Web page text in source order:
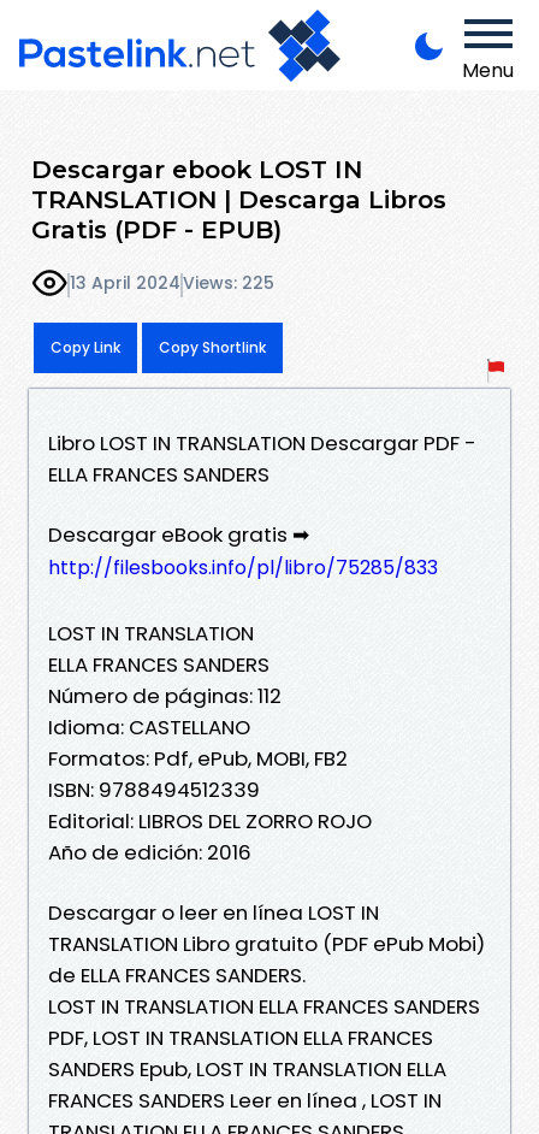
Menu
Descargar ebook LOST IN
TRANSLATION | Descarga Libros
Gratis (PDF - EPUB)
13 April 2024Views: 225
Copy Link Copy Shortlink
Libro LOST IN TRANSLATION Descargar PDF -
ELLA FRANCES SANDERS
Descargar eBook gratis ➡
http://filesbooks.info/pl/libro/75285/833
LOST IN TRANSLATION
ELLA FRANCES SANDERS
Número de páginas: 112
Idioma: CASTELLANO
Formatos: Pdf, ePub, MOBI, FB2
ISBN: 9788494512339
Editorial: LIBROS DEL ZORRO ROJO
Año de edición: 2016
Descargar o leer en línea LOST IN
TRANSLATION Libro gratuito (PDF ePub Mobi)
de ELLA FRANCES SANDERS.
LOST IN TRANSLATION ELLA FRANCES SANDERS
PDF, LOST IN TRANSLATION ELLA FRANCES
SANDERS Epub, LOST IN TRANSLATION ELLA
FRANCES SANDERS Leer en línea , LOST IN